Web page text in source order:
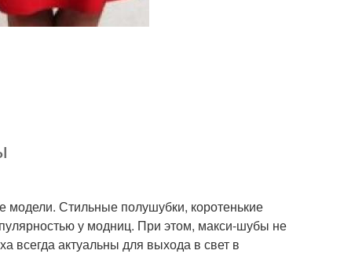
Стильные полушубки, коротенькие
у модниц. При этом, макси-шубы не
всегда актуальны для выхода в свет в